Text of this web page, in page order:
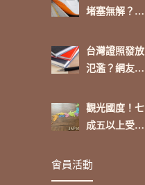
堵塞無解？網
台灣證照發放
氾濫？網友：
進行有效管
理」
觀光國度！七
成五以上受訪
了台灣，日本
會員活動